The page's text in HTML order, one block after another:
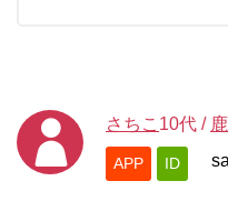
さちこ 10代 /
APP ID